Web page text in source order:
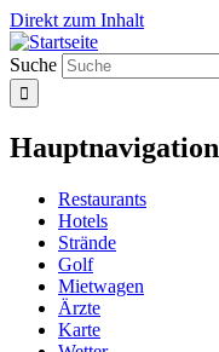
Direkt zum Inhalt
Suche
Hauptnavigation
Restaurants
Hotels
Strände
Golf
Mietwagen
Ärzte
Karte